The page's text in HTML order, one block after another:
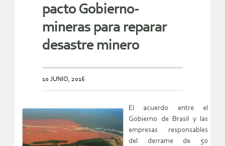
pacto Gobierno-
mineras para reparar
desastre minero
10 JUNIO, 2016
El acuerdo entre el
Gobierno de Brasil y las
empresas responsables
del derrame de 50